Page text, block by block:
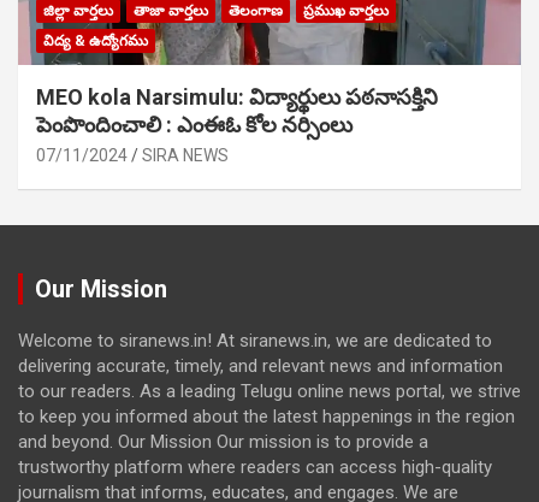
జిల్లా వార్తలు తాజా వార్తలు తెలంగాణ
ప్రముఖ వార్తలు
విద్య & ఉద్యోగము
MEO kola Narsimulu: విద్యార్థులు పఠ‌నాసక్తిని
పెంపొందించాలి : ఎంఈఓ కోల నర్సింలు
07/11/2024 SIRA NEWS
Our Mission
Welcome to siranews.in! At siranews.in, we are dedicated to
delivering accurate, timely, and relevant news and information
to our readers. As a leading Telugu online news portal, we strive
to keep you informed about the latest happenings in the region
and beyond. Our Mission Our mission is to provide a
trustworthy platform where readers can access high-quality
journalism that informs, educates, and engages. We are